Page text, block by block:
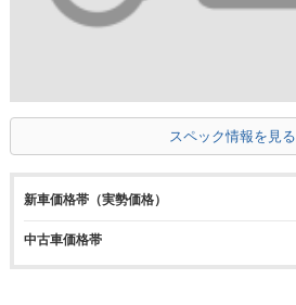
スペック情報を見る
新車価格帯（実勢価格）
中古車価格帯